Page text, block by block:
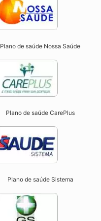
Plano de saúde Nossa Saúde
Plano de saúde CarePlus
Plano de saúde Sistema